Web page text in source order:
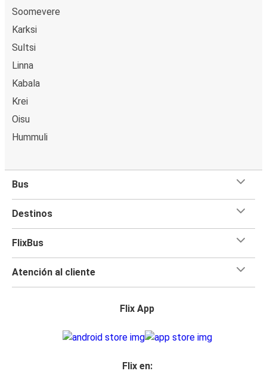
Soomevere
Karksi
Sultsi
Linna
Kabala
Krei
Oisu
Hummuli
Bus
Destinos
FlixBus
Atención al cliente
Flix App
Flix en: